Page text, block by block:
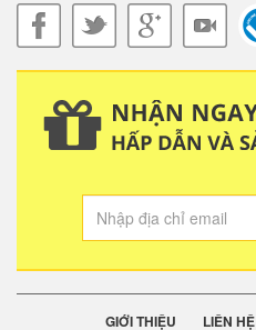
GIỚI THIỆU LIÊN HỆ